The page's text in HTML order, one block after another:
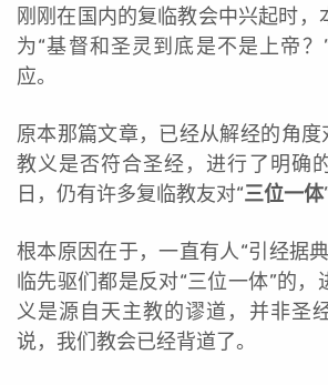
刚刚在国内的复临教会中兴起时，
为“基督和圣灵到底是不是上帝？
应。
原本那篇文章，已经从解经的角度
教义是否符合圣经，进行了明确
日，仍有许多复临教友对“三位一体
根本原因在于，一直有人“引经据
临先驱们都是反对“三位一体”的，
义是源自天主教的谬道，并非圣
说，我们教会已经背道了。